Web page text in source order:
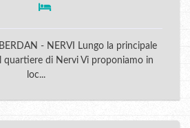
- NERVI Lungo la principale
quartiere di Nervi Vi proponiamo in
loc...